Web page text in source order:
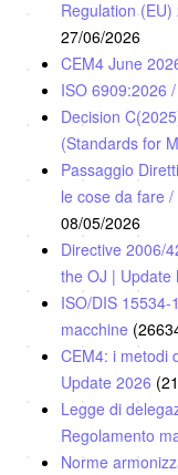
Regulation
27/06/2026
CEM4 June
ISO 6909:2026
Decision
(Standards for
Passaggio
le cose da fare
08/05/2026
Directive 2006/
the OJ | Update
ISO/DIS
macchine
CEM4: i metodi
Update 2026
Legge di
Regolamento
Norme